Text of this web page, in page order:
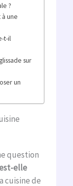
?
une
t-il
sur
un
question
elle
cuisine de